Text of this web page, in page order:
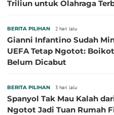
Triliun untuk Olahraga
BERITA PILIHAN 2 hari lalu
Gianni Infantino Sudah
UEFA Tetap Ngotot:
Belum Dicabut
BERITA PILIHAN 3 hari lalu
Spanyol Tak Mau Kalah
Ngotot Jadi Tuan Rumah